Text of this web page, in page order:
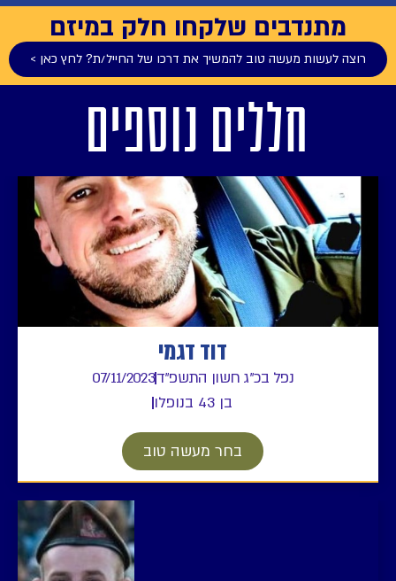
מתנדבים שלקחו חלק במיזם
רוצה לעשות מעשה טוב להמשיך את דרכו של החייל/ת? לחץ כאן >
חללים נוספים
דוד דגמי
נפל בכ"ג חשון התשפ"ד07/11/2023
בן 43 בנופלו
בחר מעשה טוב